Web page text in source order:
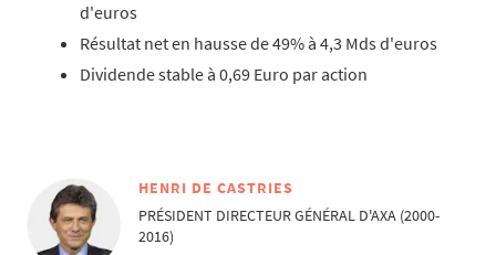
d'euros
Résultat net en hausse de 49% à 4,3 Mds d'euros
Dividende stable à 0,69 Euro par action
HENRI DE CASTRIES
PRÉSIDENT DIRECTEUR GÉNÉRAL D'AXA (2000-
2016)